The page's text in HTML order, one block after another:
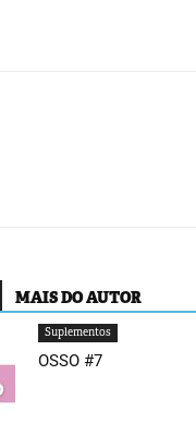
MAIS DO AUTOR
Suplementos
OSSO #7